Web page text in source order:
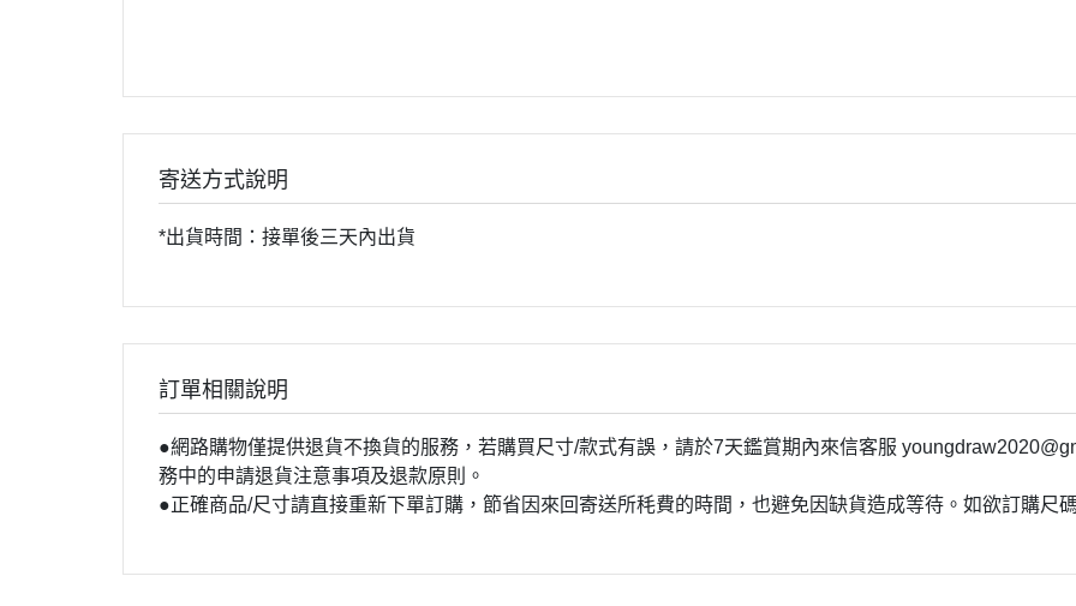
寄送方式說明
*出貨時間：接單後三天內出貨
訂單相關說明
●網路購物僅提供退貨不換貨的服務，若購買尺寸/款式有誤，請於7天鑑賞期內來信客服
務中的申請退貨注意事項及退款原則。
●正確商品/尺寸請直接重新下單訂購，節省因來回寄送所秏費的時間，也避免因缺貨造成等待。如欲訂購尺